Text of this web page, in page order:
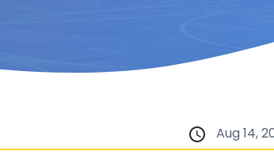
Aug 14,